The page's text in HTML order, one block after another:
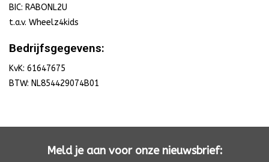
BIC: RABONL2U
t.a.v. Wheelz4kids
Bedrijfsgegevens:
KvK: 61647675
BTW: NL854429074B01
Meld je aan voor onze nieuwsbrief: